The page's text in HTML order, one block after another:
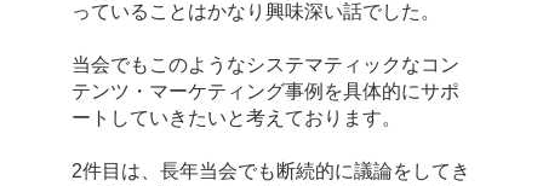
っていることはかなり興味深い話でした。
当会でもこのようなシステマティックなコン
テンツ・マーケティング事例を具体的にサポ
ートしていきたいと考えております。
2件目は、長年当会でも断続的に議論をしてき